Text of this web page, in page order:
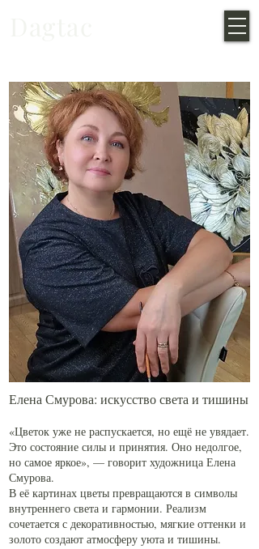
Елена Смурова: искусство света и тишины
«Цветок уже не распускается, но ещё не увядает.
Это состояние силы и принятия. Оно недолгое,
но самое яркое», — говорит художница Елена
Смурова.
В её картинах цветы превращаются в символы
внутреннего света и гармонии. Реализм
сочетается с декоративностью, мягкие оттенки и
золото создают атмосферу уюта и тишины.